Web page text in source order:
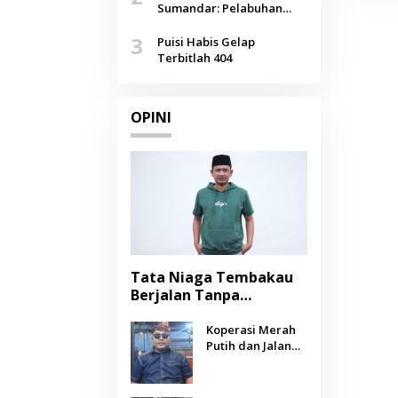
Agustus
Sumandar: Pelabuhan
Selendang Benang Merah
Lombang
3
Puisi Habis Gelap
Terbitlah 404
OPINI
Tata Niaga Tembakau
Berjalan Tanpa
Negara Berpihak
kepada Petani?
Koperasi Merah
Putih dan Jalan